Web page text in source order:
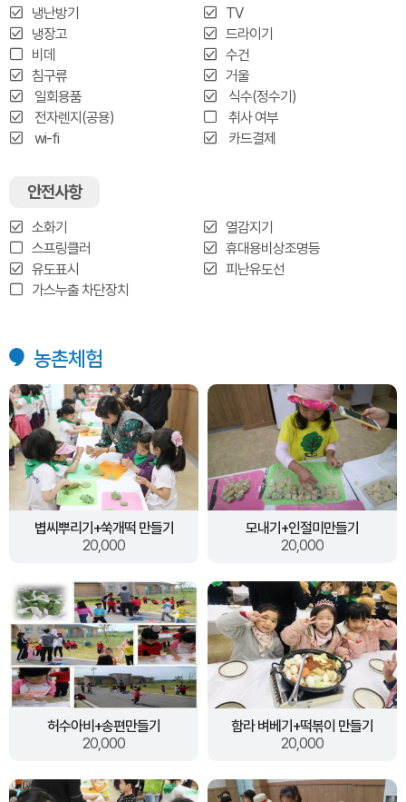
냉난방기
TV
냉장고
드라이기
비데
수건
침구류
거울
일회용품
식수(정수기)
전자렌지(공용)
취사 여부
wi-fi
카드결제
안전사항
소화기
열감지기
스프링클러
휴대용비상조명등
유도표시
피난유도선
가스누출 차단장치
농촌체험
볍씨뿌리기+쑥개떡 만들기
20,000
모내기+인절미만들기
20,000
허수아비+송편만들기
20,000
함라 벼베기+떡볶이 만들기
20,000